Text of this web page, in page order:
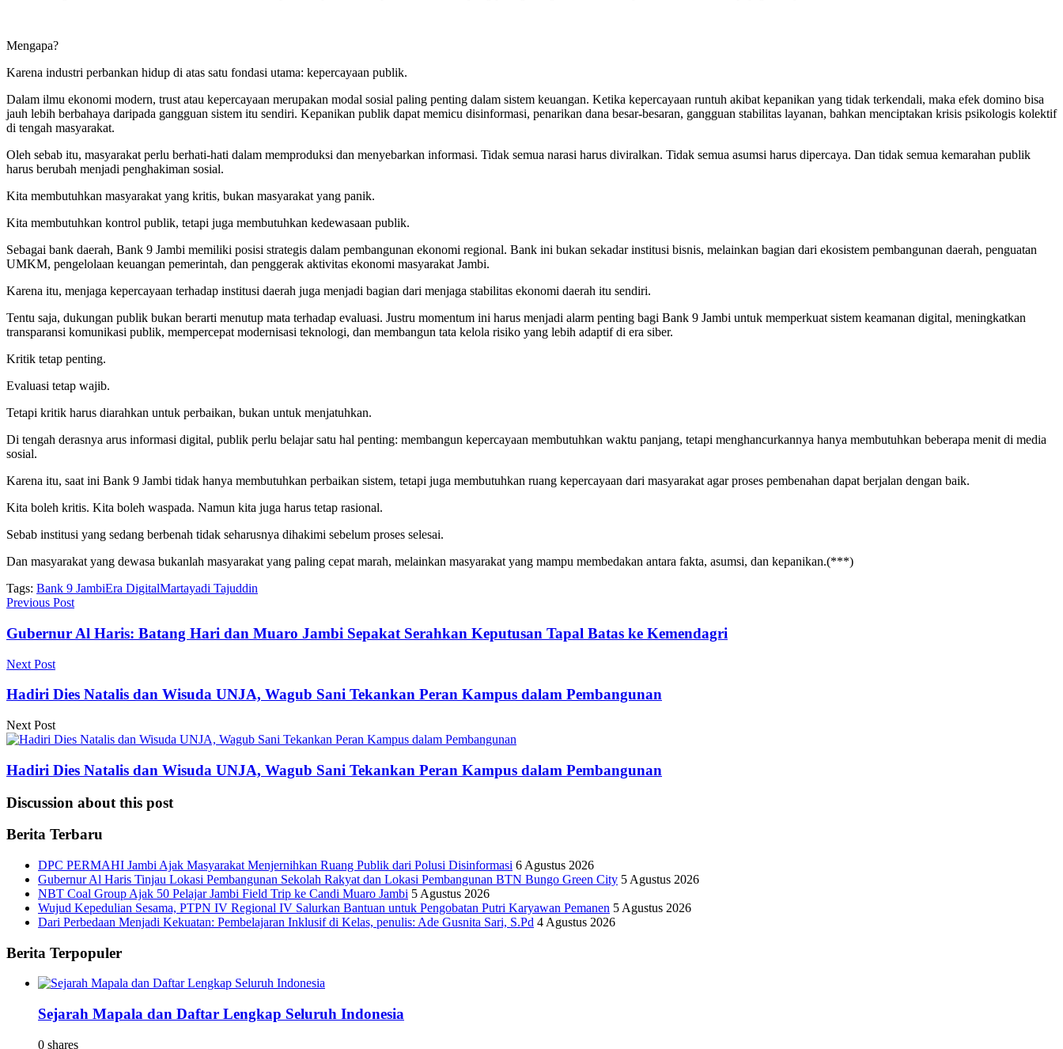
Mengapa?
Karena industri perbankan hidup di atas satu fondasi utama: kepercayaan publik.
Dalam ilmu ekonomi modern, trust atau kepercayaan merupakan modal sosial paling penting dalam sistem keuangan. Ketika kepercayaan runtuh akibat kepanikan yang tidak terkendali, maka efek domino bisa
jauh lebih berbahaya daripada gangguan sistem itu sendiri. Kepanikan publik dapat memicu disinformasi, penarikan dana besar-besaran, gangguan stabilitas layanan, bahkan menciptakan krisis psikologis kolektif
di tengah masyarakat.
Oleh sebab itu, masyarakat perlu berhati-hati dalam memproduksi dan menyebarkan informasi. Tidak semua narasi harus diviralkan. Tidak semua asumsi harus dipercaya. Dan tidak semua kemarahan publik
harus berubah menjadi penghakiman sosial.
Kita membutuhkan masyarakat yang kritis, bukan masyarakat yang panik.
Kita membutuhkan kontrol publik, tetapi juga membutuhkan kedewasaan publik.
Sebagai bank daerah, Bank 9 Jambi memiliki posisi strategis dalam pembangunan ekonomi regional. Bank ini bukan sekadar institusi bisnis, melainkan bagian dari ekosistem pembangunan daerah, penguatan
UMKM, pengelolaan keuangan pemerintah, dan penggerak aktivitas ekonomi masyarakat Jambi.
Karena itu, menjaga kepercayaan terhadap institusi daerah juga menjadi bagian dari menjaga stabilitas ekonomi daerah itu sendiri.
Tentu saja, dukungan publik bukan berarti menutup mata terhadap evaluasi. Justru momentum ini harus menjadi alarm penting bagi Bank 9 Jambi untuk memperkuat sistem keamanan digital, meningkatkan
transparansi komunikasi publik, mempercepat modernisasi teknologi, dan membangun tata kelola risiko yang lebih adaptif di era siber.
Kritik tetap penting.
Evaluasi tetap wajib.
Tetapi kritik harus diarahkan untuk perbaikan, bukan untuk menjatuhkan.
Di tengah derasnya arus informasi digital, publik perlu belajar satu hal penting: membangun kepercayaan membutuhkan waktu panjang, tetapi menghancurkannya hanya membutuhkan beberapa menit di media
sosial.
Karena itu, saat ini Bank 9 Jambi tidak hanya membutuhkan perbaikan sistem, tetapi juga membutuhkan ruang kepercayaan dari masyarakat agar proses pembenahan dapat berjalan dengan baik.
Kita boleh kritis. Kita boleh waspada. Namun kita juga harus tetap rasional.
Sebab institusi yang sedang berbenah tidak seharusnya dihakimi sebelum proses selesai.
Dan masyarakat yang dewasa bukanlah masyarakat yang paling cepat marah, melainkan masyarakat yang mampu membedakan antara fakta, asumsi, dan kepanikan.(***)
Tags: Bank 9 JambiEra DigitalMartayadi Tajuddin
Previous Post
Gubernur Al Haris: Batang Hari dan Muaro Jambi Sepakat Serahkan Keputusan Tapal Batas ke Kemendagri
Next Post
Hadiri Dies Natalis dan Wisuda UNJA, Wagub Sani Tekankan Peran Kampus dalam Pembangunan
Next Post
Hadiri Dies Natalis dan Wisuda UNJA, Wagub Sani Tekankan Peran Kampus dalam Pembangunan
Discussion about this post
Berita Terbaru
DPC PERMAHI Jambi Ajak Masyarakat Menjernihkan Ruang Publik dari Polusi Disinformasi 6 Agustus 2026
Gubernur Al Haris Tinjau Lokasi Pembangunan Sekolah Rakyat dan Lokasi Pembangunan BTN Bungo Green City 5 Agustus 2026
NBT Coal Group Ajak 50 Pelajar Jambi Field Trip ke Candi Muaro Jambi 5 Agustus 2026
Wujud Kepedulian Sesama, PTPN IV Regional IV Salurkan Bantuan untuk Pengobatan Putri Karyawan Pemanen 5 Agustus 2026
Dari Perbedaan Menjadi Kekuatan: Pembelajaran Inklusif di Kelas, penulis: Ade Gusnita Sari, S.Pd 4 Agustus 2026
Berita Terpopuler
Sejarah Mapala dan Daftar Lengkap Seluruh Indonesia
0 shares